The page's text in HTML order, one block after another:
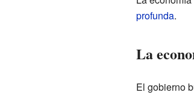
profunda.
La
El gobierno